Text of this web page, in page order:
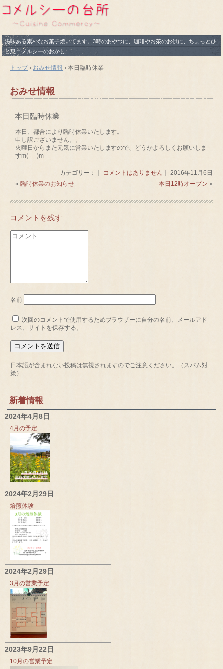
滋味ある素朴なお菓子焼いてます。3時のおやつに、珈琲やお茶のお供に、ちょっとひ
と息コメルシーのおかし
トップ› おみせ情報 › 本日臨時休業
おみせ情報
本日臨時休業
本日、都合により臨時休業いたします。
申し訳ございません。。
火曜日からまた元気に営業いたしますので、どうかよろしくお願いしま
すm(_ _)m
カテゴリー：｜ コメントはありません ｜ 2016年11月6日
« 臨時休業のお知らせ 本日12時オープン »
コメントを残す
名前
次回のコメントで使用するためブラウザーに自分の名前、メールアド
レス、サイトを保存する。
日本語が含まれない投稿は無視されますのでご注意ください。（スパム対
策）
新着情報
2024年4月8日
4月の予定
2024年2月29日
焙煎体験
2024年2月29日
3月の営業予定
2023年9月22日
10月の営業予定